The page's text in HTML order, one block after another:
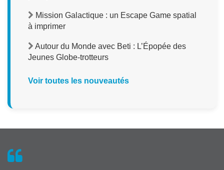
Mission Galactique : un Escape Game spatial
à imprimer
Autour du Monde avec Beti : L’Épopée des
Jeunes Globe-trotteurs
Voir toutes les nouveautés